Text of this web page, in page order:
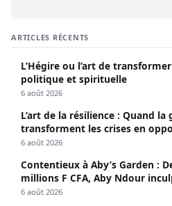
ARTICLES RÉCENTS
L’Hégire ou l’art de
politique et spirituelle
6 août 2026
L’art de la résilience : Quand
transforment les crises en
6 août 2026
Contentieux à Aby’s Garden :
millions F CFA, Aby Ndour
sociaux
6 août 2026